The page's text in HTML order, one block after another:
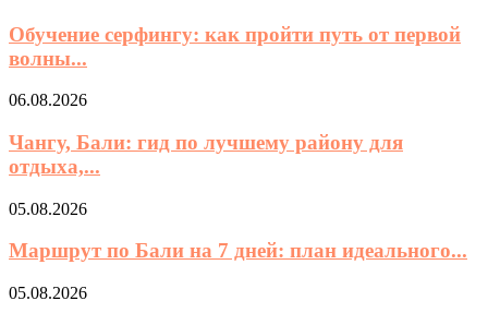
Обучение серфингу: как пройти путь от первой
волны...
06.08.2026
Чангу, Бали: гид по лучшему району для
отдыха,...
05.08.2026
Маршрут по Бали на 7 дней: план идеального...
05.08.2026